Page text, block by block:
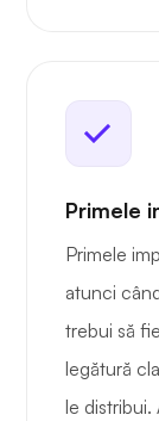
Primele
Primele
atunci
trebui să
legătură
le distribui.